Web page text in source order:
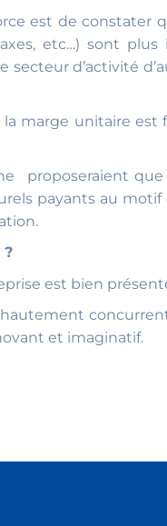
est de constater
etc…) sont
d’activité
unitaire est
proposeraient
payants au
?
est bien
et imaginatif.